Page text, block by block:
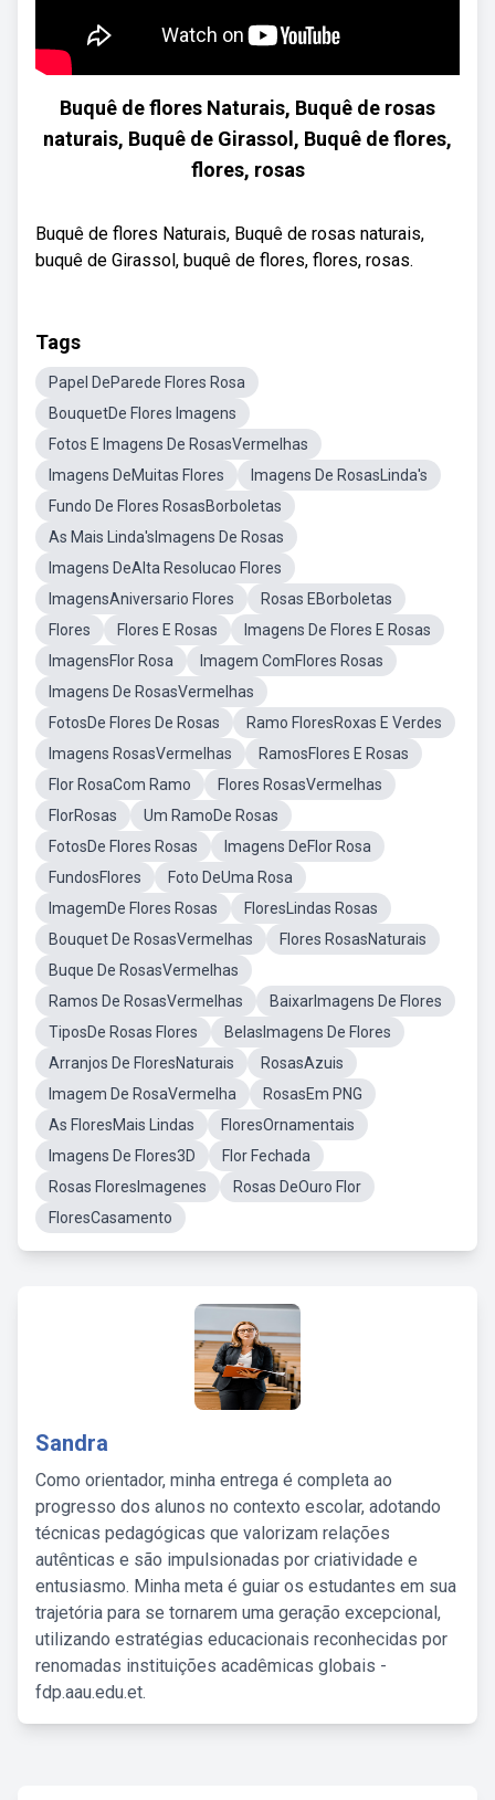
Buquê de flores Naturais, Buquê de rosas
naturais, Buquê de Girassol, Buquê de flores,
flores, rosas
Buquê de flores Naturais, Buquê de rosas naturais,
buquê de Girassol, buquê de flores, flores, rosas.
Tags
Papel DeParede Flores Rosa
BouquetDe Flores Imagens
Fotos E Imagens De RosasVermelhas
Imagens DeMuitas Flores
Imagens De RosasLinda's
Fundo De Flores RosasBorboletas
As Mais Linda'sImagens De Rosas
Imagens DeAlta Resolucao Flores
ImagensAniversario Flores
Rosas EBorboletas
Flores
Flores E Rosas
Imagens De Flores E Rosas
ImagensFlor Rosa
Imagem ComFlores Rosas
Imagens De RosasVermelhas
FotosDe Flores De Rosas
Ramo FloresRoxas E Verdes
Imagens RosasVermelhas
RamosFlores E Rosas
Flor RosaCom Ramo
Flores RosasVermelhas
FlorRosas
Um RamoDe Rosas
FotosDe Flores Rosas
Imagens DeFlor Rosa
FundosFlores
Foto DeUma Rosa
ImagemDe Flores Rosas
FloresLindas Rosas
Bouquet De RosasVermelhas
Flores RosasNaturais
Buque De RosasVermelhas
Ramos De RosasVermelhas
BaixarImagens De Flores
TiposDe Rosas Flores
BelasImagens De Flores
Arranjos De FloresNaturais
RosasAzuis
Imagem De RosaVermelha
RosasEm PNG
As FloresMais Lindas
FloresOrnamentais
Imagens De Flores3D
Flor Fechada
Rosas FloresImagenes
Rosas DeOuro Flor
FloresCasamento
Sandra
Como orientador, minha entrega é completa ao
progresso dos alunos no contexto escolar, adotando
técnicas pedagógicas que valorizam relações
autênticas e são impulsionadas por criatividade e
entusiasmo. Minha meta é guiar os estudantes em sua
trajetória para se tornarem uma geração excepcional,
utilizando estratégias educacionais reconhecidas por
renomadas instituições acadêmicas globais -
fdp.aau.edu.et.